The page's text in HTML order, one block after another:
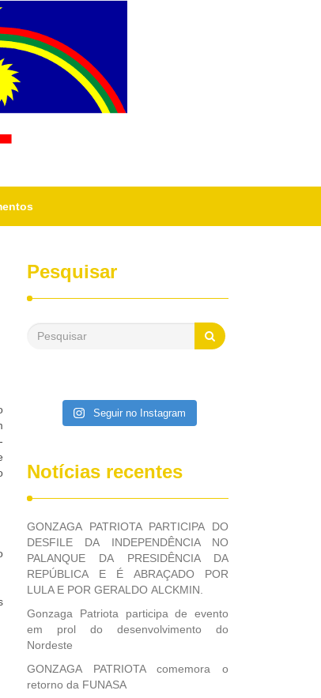
Pesquisar
Seguir no Instagram
Notícias recentes
GONZAGA PATRIOTA PARTICIPA DO
DESFILE DA INDEPENDÊNCIA NO
PALANQUE DA PRESIDÊNCIA DA
REPÚBLICA E É ABRAÇADO POR
LULA E POR GERALDO ALCKMIN.
Gonzaga Patriota participa de evento
em prol do desenvolvimento do
Nordeste
GONZAGA PATRIOTA comemora o
retorno da FUNASA